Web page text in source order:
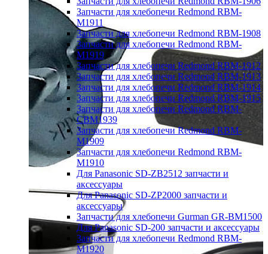
Запчасти для хлебопечи Redmond RBM-
M1911
Запчасти для хлебопечи Redmond RBM-1908
Запчасти для хлебопечи Redmond RBM-
M1919
Запчасти для хлебопечи Redmond RBM-1912
Запчасти для хлебопечи Redmond RBM-1913
Запчасти для хлебопечи Redmond RBM-1914
Запчасти для хлебопечи Redmond RBM-1915
Запчасти для хлебопечи Redmond RBM-
CBM1939
Запчасти для хлебопечи Redmond RBM-
M1909
Запчасти для хлебопечи Redmond RBM-
M1910
Для Panasonic SD-ZB2512 запчасти и
аксессуары
Для Panasonic SD-ZP2000 запчасти и
аксессуары
Запчасти для хлебопечи Gurman GR-BM1500
Для Panasonic SD-200 запчасти и аксессуары
Запчасти для хлебопечи Redmond RBM-
M1920